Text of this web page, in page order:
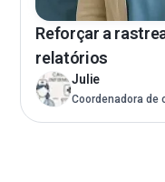
Reforçar a
relatórios
Julie
Coordenadora de